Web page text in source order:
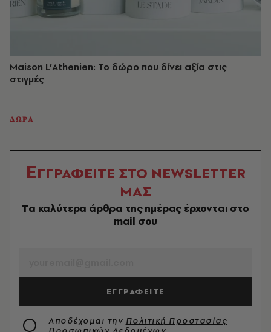
Maison L’Athenien: Το δώρο που δίνει αξία στις
στιγμές
ΔΩΡΑ
ΕΓΓΡΑΦΕΙΤΕ ΣΤΟ NEWSLETTER
ΜΑΣ
Tα καλύτερα άρθρα της ημέρας έρχονται στο
mail σου
ΕΓΓΡΑΦΕΙΤΕ
Αποδέχομαι την Πολιτική Προστασίας